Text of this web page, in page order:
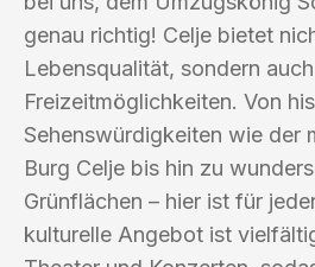
genau richtig! Celje bietet
Lebensqualität, sondern
Freizeitmöglichkeiten. Von
Sehenswürdigkeiten wie der
Burg Celje bis hin zu
Grünflächen – hier ist für
kulturelle Angebot ist